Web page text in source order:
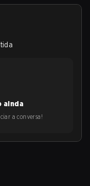
ainda
a conversa!